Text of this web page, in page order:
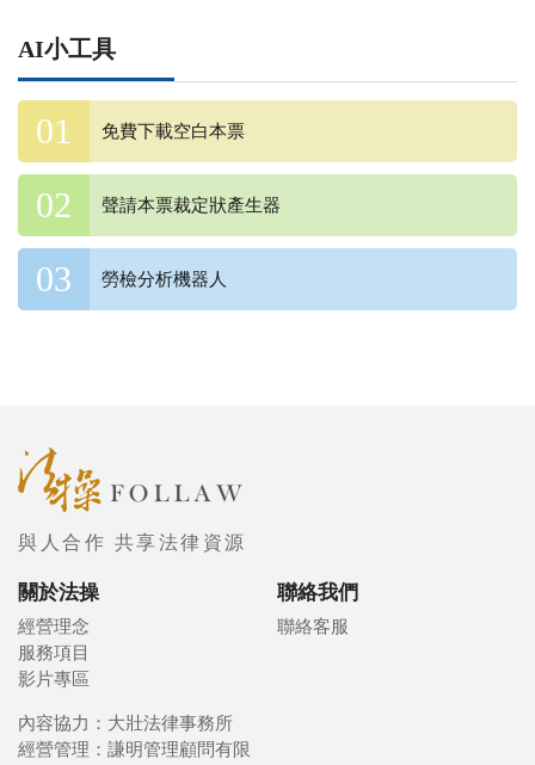
AI小工具
免費下載空白本票
聲請本票裁定狀產生器
勞檢分析機器人
與人合作 共享法律資源
關於法操
經營理念
服務項目
影片專區
聯絡我們
聯絡客服
內容協力：大壯法律事務所
經營管理：謙明管理顧問有限